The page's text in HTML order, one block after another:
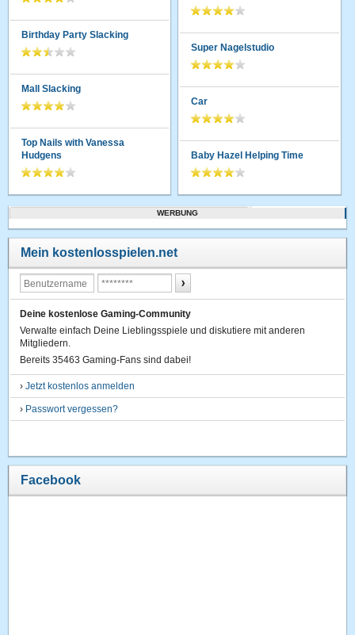
Birthday Party Slacking
Mall Slacking
Top Nails with Vanessa
Hudgens
Super Nagelstudio
Car
Baby Hazel Helping Time
WERBUNG
Mein kostenlosspielen.net
Deine kostenlose Gaming-Community
Verwalte einfach Deine Lieblingsspiele und diskutiere mit anderen
Mitgliedern.
Bereits 35463 Gaming-Fans sind dabei!
›Jetzt kostenlos anmelden
› Passwort vergessen?
Facebook